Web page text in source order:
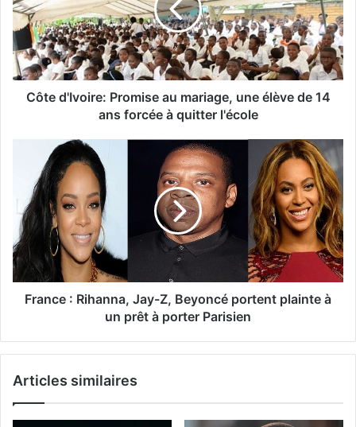
Côte d'Ivoire: Promise au mariage, une élève de 14
ans forcée à quitter l'école
France : Rihanna, Jay-Z, Beyoncé portent plainte à
un prêt à porter Parisien
Articles similaires